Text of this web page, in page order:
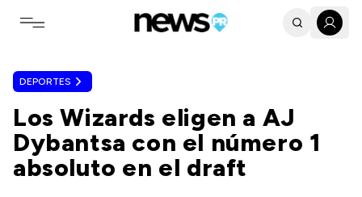
Toggle navigation menu
DEPORTES
Los Wizards eligen a AJ
Dybantsa con el número 1
absoluto en el draft